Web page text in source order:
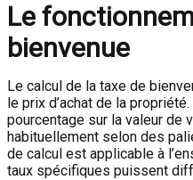
Le
bienvenue
Le calcul de la taxe de
le prix d’achat de la
pourcentage sur la valeur de
habituellement selon des
de calcul est applicable à
taux spécifiques puissent